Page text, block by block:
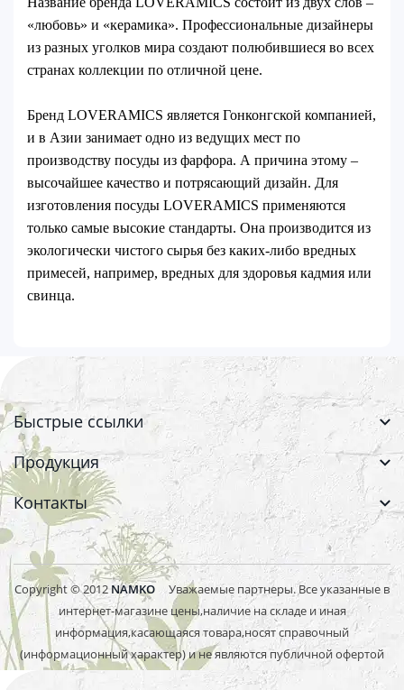
«любовь» и «керамика». Профессиональные дизайнеры
из разных уголков мира создают полюбившиеся во всех
странах коллекции по отличной цене.
Бренд LOVERAMICS является Гонконгской компанией,
и в Азии занимает одно из ведущих мест по
производству посуды из фарфора. А причина этому –
высочайшее качество и потрясающий дизайн. Для
изготовления посуды LOVERAMICS применяются
только самые высокие стандарты. Она производится из
экологически чистого сырья без каких-либо вредных
примесей, например, вредных для здоровья кадмия или
свинца.
Быстрые ссылки
Продукция
Контакты
Copyright © 2012 NAMKO Уважаемые партнеры. Все указанные в
интернет-магазине цены,наличие на складе и иная
информация,касающаяся товара,носят справочный
(информационный характер) и не являются публичной офертой